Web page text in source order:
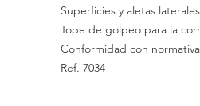
Superficies y aletas
Tope de golpeo para la
Conformidad con
Ref. 7034